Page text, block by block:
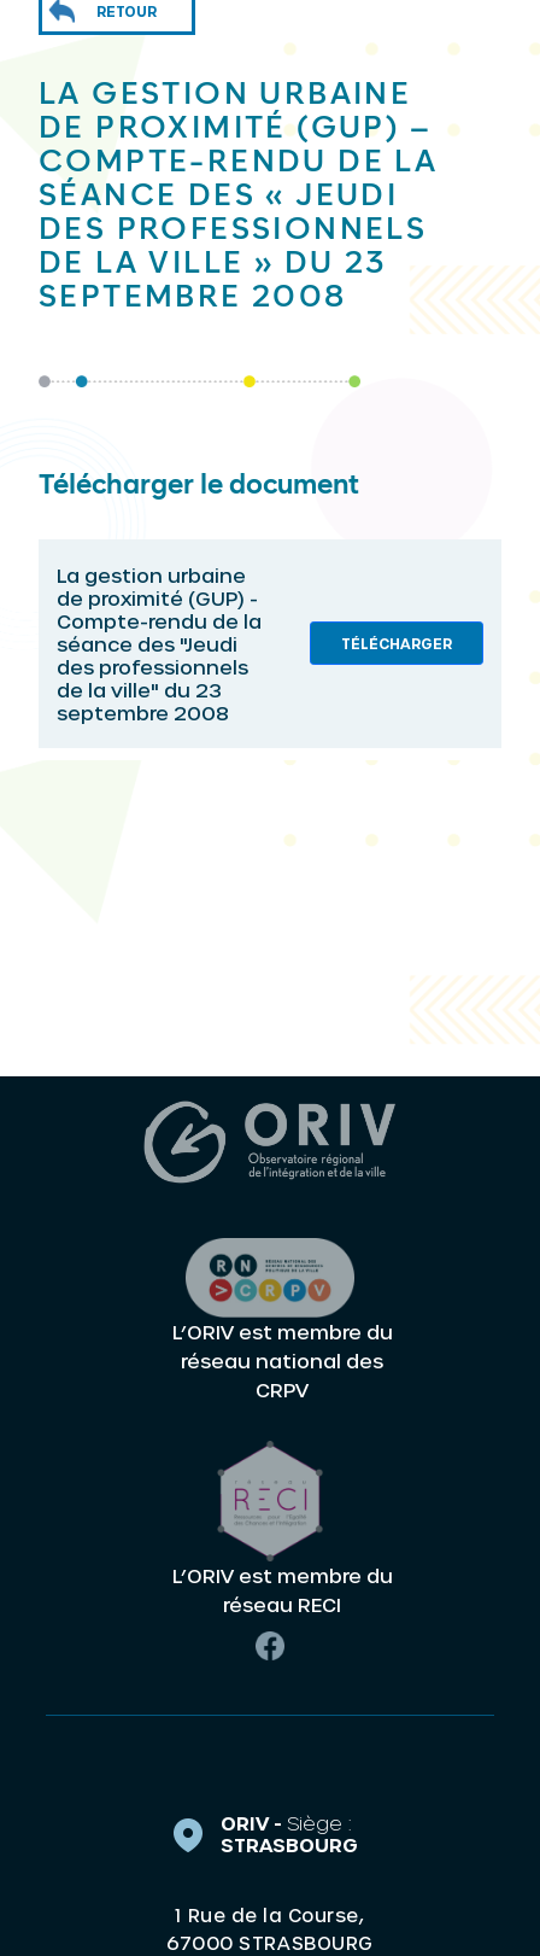
RETOUR
LA GESTION URBAINE
DE PROXIMITÉ (GUP) –
COMPTE-RENDU DE LA
SÉANCE DES « JEUDI
DES PROFESSIONNELS
DE LA VILLE » DU 23
SEPTEMBRE 2008
Télécharger le document
La gestion urbaine
de proximité (GUP) -
Compte-rendu de la
séance des "Jeudi
des professionnels
de la ville" du 23
septembre 2008
TÉLÉCHARGER
L’ORIV est membre du
réseau national des
CRPV
L’ORIV est membre du
réseau RECI
ORIV - Siège :
STRASBOURG
1 Rue de la Course,
67000 STRASBOURG